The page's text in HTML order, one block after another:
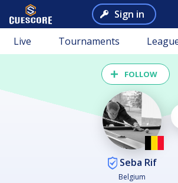
Sign in
Live Tournaments
FOLLOW
Seba Rif
Belgium